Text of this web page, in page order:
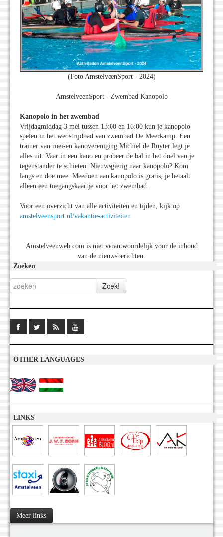
(Foto AmstelveenSport - 2024)
AmstelveenSport - Zwembad Kanopolo
Kanopolo in het zwembad
Vrijdagmiddag 3 mei tussen 13:00 en 16:00 kun je kanopolo
spelen in het wedstrijdbad van zwembad De Meerkamp. Een
trainer van roei-en kanovereniging Michiel de Ruyter legt je
alles uit. Vaar in een kano en probeer de bal in het doel van je
tegenstander te schieten. Nieuwsgierig naar kanopolo? Kom
langs en doe mee. Meedoen aan kanopolo is gratis, je betaalt
alleen een toegangskaartje voor het zwembad.
Voor een overzicht van alle activiteiten en tijden, kijk op
amstelveensport.nl/vakantie-activiteiten
Amstelveenweb.com is niet verantwoordelijk voor de inhoud
van de nieuwsberichten.
Zoeken
OTHER LANGUAGES
LINKS
Meer links